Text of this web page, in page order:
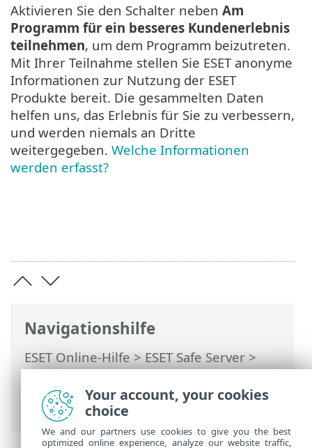
Navigationshilfe
ESET Online-Hilfe>ESET Safe Server>
Arbeiten mit ESET Safe Server>
Erweiterte Einstellungen >
Datenschutzeinstellungen
Aktivieren Sie den Schalter neben Am
Programm für ein besseres Kundenerlebnis
teilnehmen, um dem Programm beizutreten.
Mit Ihrer Teilnahme stellen Sie ESET anonyme
Informationen zur Nutzung der ESET
Produkte bereit. Die gesammelten Daten
helfen uns, das Erlebnis für Sie zu verbessern,
und werden niemals an Dritte
weitergegeben. Welche Informationen
werden erfasst?
Your account, your cookies
choice
We and our partners use cookies to give you the best
optimized online experience, analyze our website traffic,